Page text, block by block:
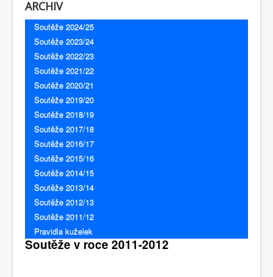
ARCHIV
Soutěže 2024/25
Soutěže 2023/24
Soutěže 2022/23
Soutěže 2021/22
Soutěže 2020/21
Soutěže 2019/20
Soutěže 2018/19
Soutěže 2017/18
Soutěže 2016/17
Soutěže 2015/16
Soutěže 2014/15
Soutěže 2013/14
Soutěže 2012/13
Soutěže 2011/12
Pravidla kuželek
Soutěže v roce 2011-2012